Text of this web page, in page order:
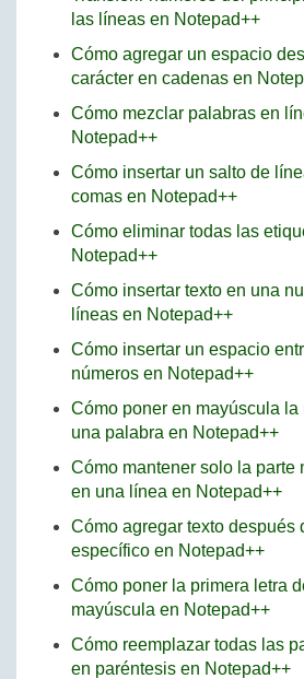
las líneas en Notepad++
Cómo agregar un espacio
carácter en cadenas en
Cómo mezclar palabras en
Notepad++
Cómo insertar un salto de
comas en Notepad++
Cómo eliminar todas las
Notepad++
Cómo insertar texto en una
líneas en Notepad++
Cómo insertar un espacio
números en Notepad++
Cómo poner en mayúscula
una palabra en Notepad++
Cómo mantener solo la parte
en una línea en Notepad++
Cómo agregar texto después
específico en Notepad++
Cómo poner la primera letra
mayúscula en Notepad++
Cómo reemplazar todas las
en paréntesis en Notepad++